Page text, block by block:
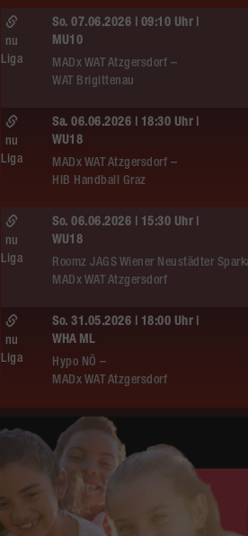
So. 07.06.2026 | 09:10 Uhr |
MU10
MADx WAT Atzgersdorf –
WAT Brigittenau
nu
Liga
Sa. 06.06.2026 | 18:30 Uhr |
WU18
MADx WAT Atzgersdorf –
HIB Handball Graz
nu
Liga
So. 06.06.2026 | 15:30 Uhr |
WU18
Roomz JAGS Wiener Neustädter
MADx WAT Atzgersdorf
nu
Liga
So. 31.05.2026 | 18:00 Uhr |
WHA ML
Hypo NÖ –
MADx WAT Atzgersdorf
nu
Liga